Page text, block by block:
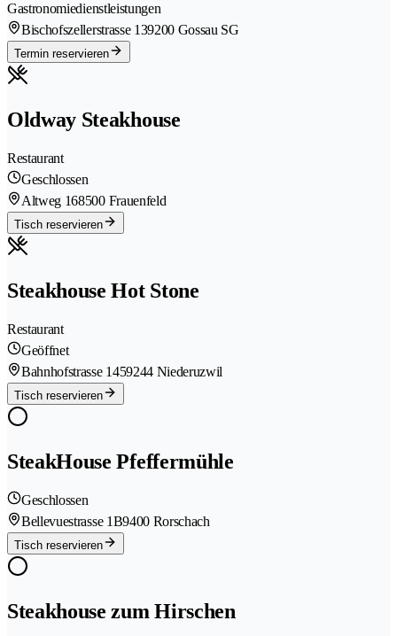
Gastronomiedienstleistungen
Bischofszellerstrasse 139200 Gossau SG
Termin reservieren
Oldway Steakhouse
Restaurant
Geschlossen
Altweg 168500 Frauenfeld
Tisch reservieren
Steakhouse Hot Stone
Restaurant
Geöffnet
Bahnhofstrasse 1459244 Niederuzwil
Tisch reservieren
SteakHouse Pfeffermühle
Geschlossen
Bellevuestrasse 1B9400 Rorschach
Tisch reservieren
Steakhouse zum Hirschen